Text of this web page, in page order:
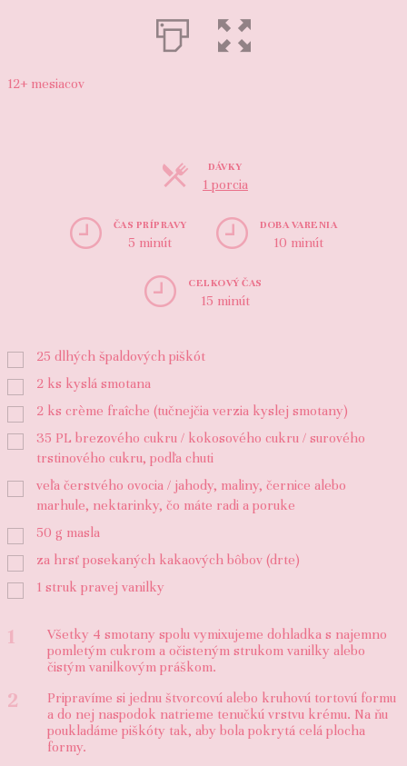
12+ mesiacov
DÁVKY
1 porcia
ČAS PRÍPRAVY
5 minút
DOBA VARENIA
10 minút
CELKOVÝ ČAS
15 minút
25 dlhých špaldových piškót
2 ks kyslá smotana
2 ks crème fraîche (tučnejčia verzia kyslej smotany)
35 PL brezového cukru / kokosového cukru / surového
trstinového cukru, podľa chuti
veľa čerstvého ovocia / jahody, maliny, černice alebo
marhule, nektarinky, čo máte radi a poruke
50 g masla
za hrsť posekaných kakaových bôbov (drte)
1 struk pravej vanilky
1
Všetky 4 smotany spolu vymixujeme dohladka s najemno
pomletým cukrom a očisteným strukom vanilky alebo
čistým vanilkovým práškom.
2
Pripravíme si jednu štvorcovú alebo kruhovú tortovú formu
a do nej naspodok natrieme tenučkú vrstvu krému. Na ňu
poukladáme piškóty tak, aby bola pokrytá celá plocha
formy.